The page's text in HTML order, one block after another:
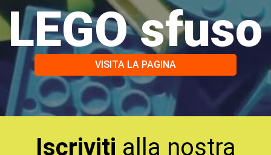
LEGO sfuso
VISITA LA PAGINA
Iscriviti alla nostra